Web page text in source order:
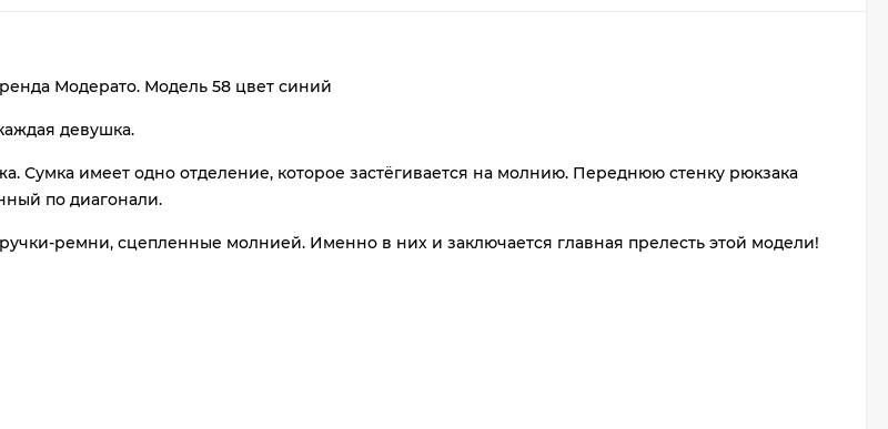
Модерато. Модель 58 цвет синий
девушка.
Сумка имеет одно отделение, которое застёгивается на молнию. Переднюю стенку рюкзака
по диагонали.
ремни, сцепленные молнией. Именно в них и заключается главная прелесть этой модели!